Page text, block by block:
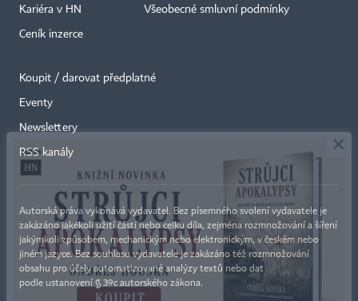
Kariéra v HN
Ceník inzerce
Všeobecné smluvní podmínky
Koupit / darovat předplatné
Eventy
Newslettery
RSS kanály
Autorská práva vykonává vydavatel. Bez písemného svolení vydavatele je
zakázáno jakékoli užití částí nebo celku díla, zejména rozmnožování a šíření
jakýmkoli způsobem, mechanickým nebo elektronickým, v českém nebo
jiném jazyce. Bez souhlasu vydavatele je zakázáno též rozmnožování
obsahu pro účely automatizované analýzy textů nebo dat
podle ustanovení § 39c autorského zákona.